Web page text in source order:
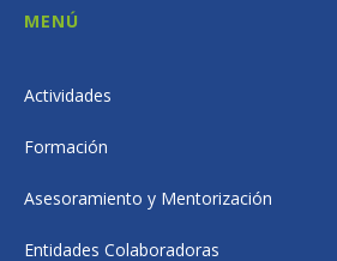
MENÚ
Actividades
Formación
Asesoramiento y Mentorización
Entidades Colaboradoras